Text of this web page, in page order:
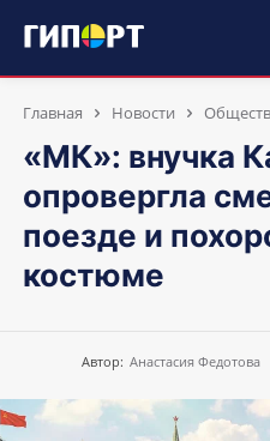
Главная Новости
«МК»: внучка
опровергла
поезде и
костюме
Автор: Анастасия Федотова